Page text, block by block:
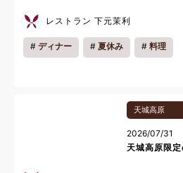
レストラン 下元茉利
ディナー 夏休み 料理
天城高原
2026/07/31
天城高原限